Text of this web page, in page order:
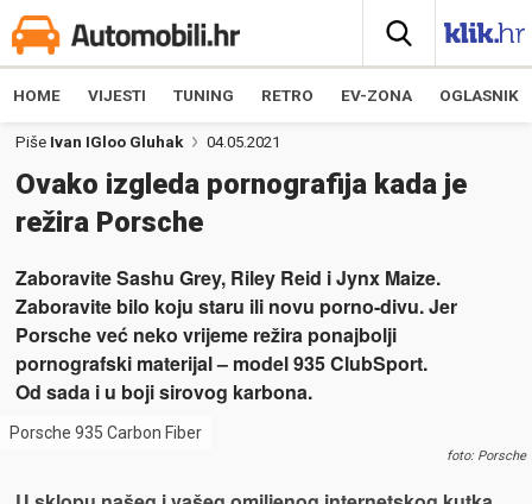
HOME VIJESTI TUNING RETRO EV-ZONA OGLASNIK
Piše Ivan IGloo Gluhak 04.05.2021
Ovako izgleda pornografija kada je
režira Porsche
Zaboravite Sashu Grey, Riley Reid i Jynx Maize.
Zaboravite bilo koju staru ili novu porno-divu. Jer
Porsche već neko vrijeme režira ponajbolji
pornografski materijal – model 935 ClubSport.
Od sada i u boji sirovog karbona.
Porsche 935 Carbon Fiber
foto: Porsche